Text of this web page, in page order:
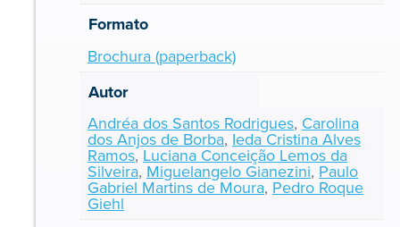
Formato
Brochura (paperback)
Autor
Andréa dos Santos Rodrigues, Carolina
dos Anjos de Borba, Ieda Cristina Alves
Ramos,Luciana Conceição Lemos da
Silveira, Miguelangelo Gianezini, Paulo
Gabriel Martins de Moura, Pedro Roque
Giehl